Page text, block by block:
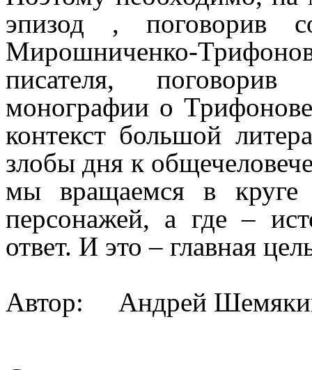
эпизод , поговорив
Мирошниченко-
писателя,
монографии о
контекст большой
злобы дня к
мы вращаемся в
персонажей, а где –
ответ. И это – главная
Автор: Андрей